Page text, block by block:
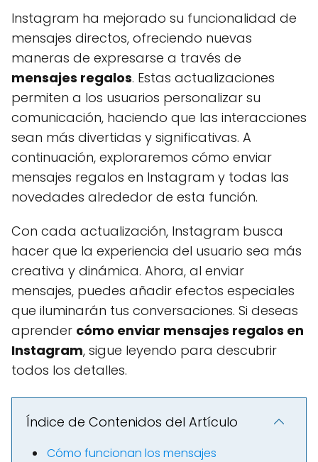
Instagram ha mejorado su funcionalidad de
mensajes directos, ofreciendo nuevas
maneras de expresarse a través de
mensajes regalos. Estas actualizaciones
permiten a los usuarios personalizar su
comunicación, haciendo que las interacciones
sean más divertidas y significativas. A
continuación, exploraremos cómo enviar
mensajes regalos en Instagram y todas las
novedades alrededor de esta función.
Con cada actualización, Instagram busca
hacer que la experiencia del usuario sea más
creativa y dinámica. Ahora, al enviar
mensajes, puedes añadir efectos especiales
que iluminarán tus conversaciones. Si deseas
aprender cómo enviar mensajes regalos en
Instagram, sigue leyendo para descubrir
todos los detalles.
Índice de Contenidos del Artículo
Cómo funcionan los mensajes